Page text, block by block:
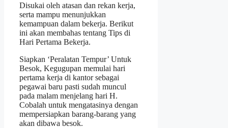
Disukai oleh atasan dan rekan kerja,
serta mampu menunjukkan
kemampuan dalam bekerja. Berikut
ini akan membahas tentang Tips di
Hari Pertama Bekerja.
Siapkan ‘Peralatan Tempur’ Untuk
Besok, Kegugupan memulai hari
pertama kerja di kantor sebagai
pegawai baru pasti sudah muncul
pada malam menjelang hari H.
Cobalah untuk mengatasinya dengan
mempersiapkan barang-barang yang
akan dibawa besok.